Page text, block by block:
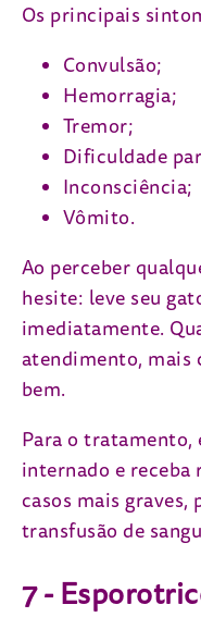
Os principais
Convulsão;
Hemorragia;
Tremor;
Dificuldade
Inconsciência;
Vômito.
Ao perceber
hesite: leve seu
imediatamente.
atendimento, mais
bem.
Para o tratamento,
internado e receba
casos mais graves,
transfusão de
7 -